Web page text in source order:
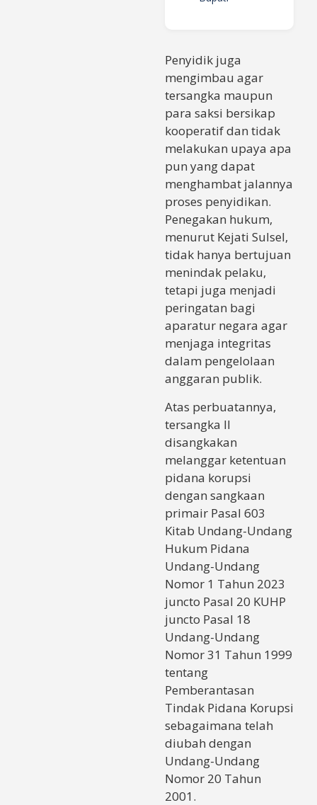
Penyidik juga
mengimbau agar
tersangka maupun
para saksi bersikap
kooperatif dan tidak
melakukan upaya apa
pun yang dapat
menghambat jalannya
proses penyidikan.
Penegakan hukum,
menurut Kejati Sulsel,
tidak hanya bertujuan
menindak pelaku,
tetapi juga menjadi
peringatan bagi
aparatur negara agar
menjaga integritas
dalam pengelolaan
anggaran publik.
Atas perbuatannya,
tersangka II
disangkakan
melanggar ketentuan
pidana korupsi
dengan sangkaan
primair Pasal 603
Kitab Undang-Undang
Hukum Pidana
Undang-Undang
Nomor 1 Tahun 2023
juncto Pasal 20 KUHP
juncto Pasal 18
Undang-Undang
Nomor 31 Tahun 1999
tentang
Pemberantasan
Tindak Pidana Korupsi
sebagaimana telah
diubah dengan
Undang-Undang
Nomor 20 Tahun
2001.